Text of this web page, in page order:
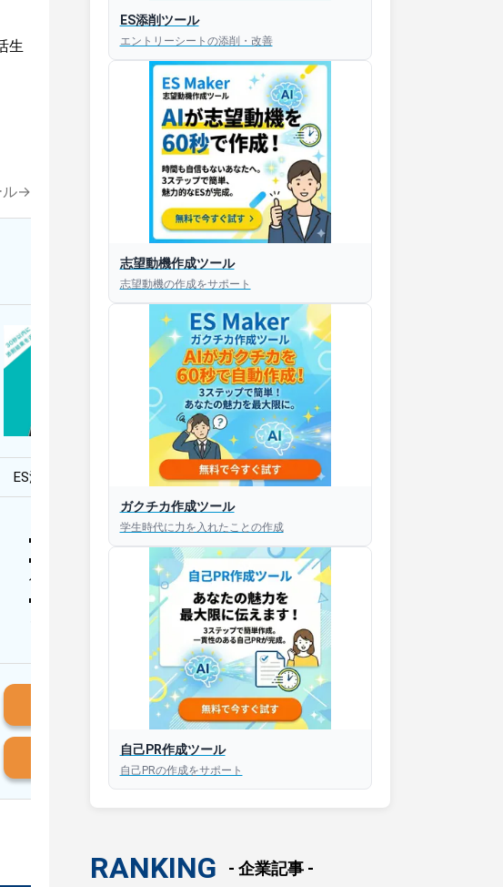
生
ル→
添削してほしい！
ES添削・面接対策アプリ【無料】
30秒以内にあなたのESを添削
30秒以内にあなただけのESを
作成
AIと対話して面接練習ができ
iOS版はこちら
Android版はこちら
ES添削ツール
エントリーシートの添削・改善
志望動機作成ツール
志望動機の作成をサポート
ガクチカ作成ツール
学生時代に力を入れたことの作成
自己PR作成ツール
自己PRの作成をサポート
RANKING - 企業記事 -